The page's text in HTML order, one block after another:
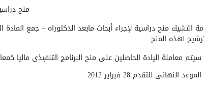
منح
لهذه المنح.
سيتم معاملة اليادة الحاصلين على منح البرنامج التنفيذى ماليا
الموعد النهائى للتقدم 28 فبراير 2012